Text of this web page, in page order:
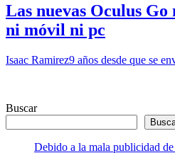
Las nuevas Oculus Go
ni móvil ni pc
Isaac Ramirez9 años desde que se
Buscar
Debido a la mala publicidad